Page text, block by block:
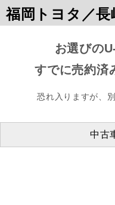
福岡トヨタ／長
お選びの
すでに売約済
恐れ入りますが、
中古